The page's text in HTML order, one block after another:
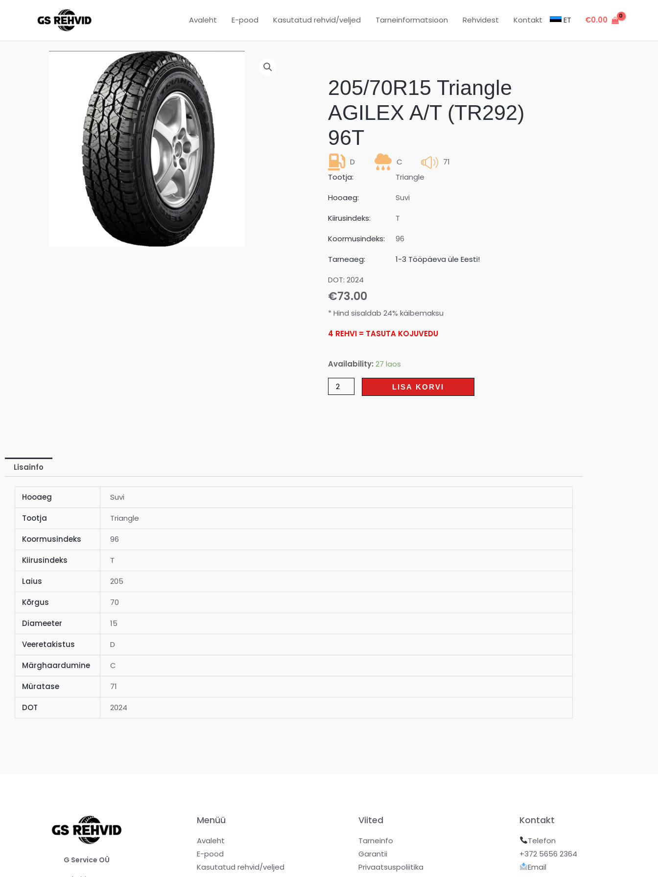
Avaleht E-pood Kasutatud rehvid/veljed Tarneinformatsioon Rehvidest Kontakt ET €0.00
205/70R15 Triangle
AGILEX A/T (TR292)
96T
D C
71
Tootja:
Triangle
Hooaeg:
Suvi
Kiirusindeks:
T
Koormusindeks:
96
Tarneaeg:
1-3 Tööpäeva üle Eesti!
DOT: 2024
€73.00
* Hind sisaldab 24% käibemaksu
4 REHVI = TASUTA KOJUVEDU
Availability: 27 laos
LISA KORVI
Lisainfo
Hooaeg Suvi
Tootja Triangle
Koormusindeks 96
Kiirusindeks T
Laius 205
Kõrgus 70
Diameeter 15
Veeretakistus D
Märghaardumine C
Müratase 71
DOT 2024
G Service OÜ
Menüü
Avaleht
E-pood
Kasutatud rehvid/veljed
Viited
Tarneinfo
Garantii
Privaatsuspoliitika
Kontakt
Telefon
+372 5656 2364
Email